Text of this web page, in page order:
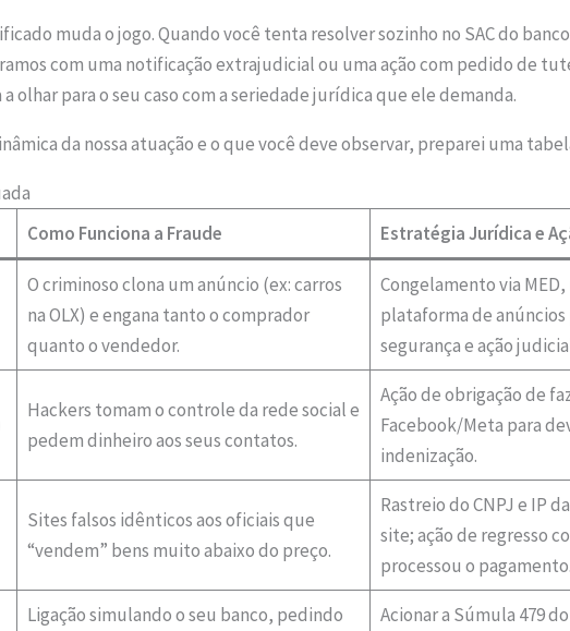
muda o jogo. Quando você tenta resolver sozinho no SAC do
com uma notificação extrajudicial ou uma ação com pedido de
olhar para o seu caso com a seriedade jurídica que ele demanda.
da nossa atuação e o que você deve observar, preparei uma
Como Funciona a Fraude Estratégia Jurídica e
O criminoso clona um anúncio (ex: carros
na OLX) e engana tanto o comprador
quanto o vendedor.
Congelamento via
plataforma de
segurança e ação
Hackers tomam o controle da rede social e
pedem dinheiro aos seus contatos.
Ação de obrigação de
Facebook/Meta para
indenização.
Sites falsos idênticos aos oficiais que
“vendem” bens muito abaixo do preço.
Rastreio do CNPJ e IP
site; ação de regresso
processou o pagamento.
Ligação simulando o seu banco, pedindo
Acionar a Súmula 479